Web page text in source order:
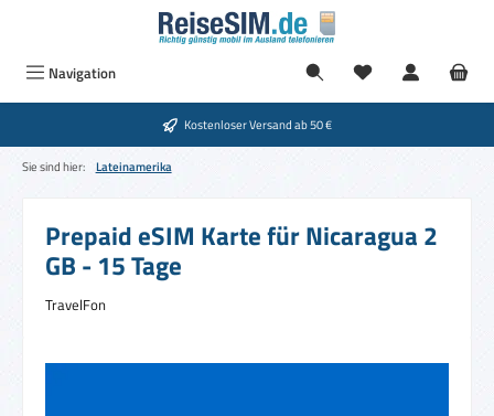
Zum Hauptinhalt springen
Navigation Du hast 0
Kostenloser Versand ab 50 €
Sie sind hier: Lateinamerika
Prepaid eSIM Karte für Nicaragua 2
GB - 15 Tage
TravelFon
Bildergalerie überspringen